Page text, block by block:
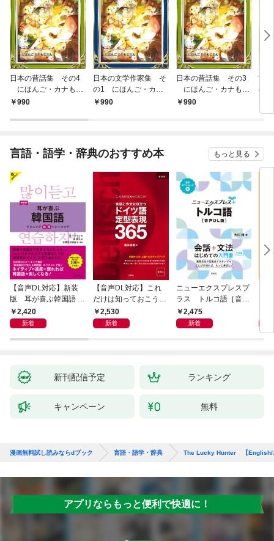
日本の昔話集 その4
にほんご・カナもじ
ぶん990
日本の文学作家集 そ
の1 にほんご・カナ
もじぶん
990
日本の昔話集 その3
にほんご・カナもじ
ぶん990
世
の2
言語・語学・辞典のおすすめ本 もっと見る
【音声DL対応】新装
版 耳が喜ぶ韓国語 リ
スニング体得トレーニ
ング
2,420
新着
【音声DL対応】これ
だけは知っておこう！
新装版 会話と作文に
役立つドイツ語定型表
2,530
新着
ニューエクスプレスプ
ラス トルコ語［音声
DL版］
2,475
新着
新刊配信予定 ランキング
キャンペーン 無料
漫画無料試し読みならdブック 言語・語学・辞典 The Lucky Hunter 【
アプリならもっと便利で快適に！